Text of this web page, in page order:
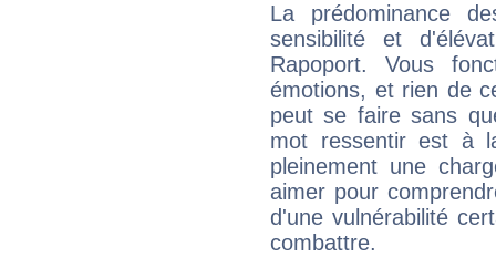
La prédominance
sensibilité et
Rapoport. Vous
émotions, et rien de
peut se faire sans
mot ressentir est à
pleinement une
aimer pour
d'une vulnérabilité
combattre.